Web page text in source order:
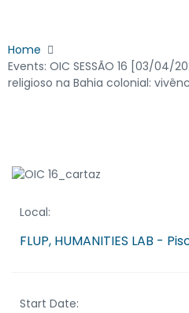
Home
Events: OIC SESSÃO 16 [03/04/
religioso na Bahia colonial:
Local:
FLUP, HUMANITIES LAB -
Start Date: